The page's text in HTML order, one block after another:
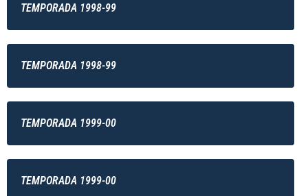
TEMPORADA 1998-99
TEMPORADA 1998-99
TEMPORADA 1999-00
TEMPORADA 1999-00